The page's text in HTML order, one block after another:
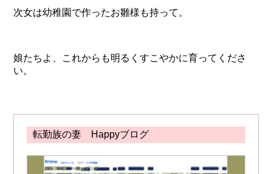
次女は幼稚園で作ったお雛様も持って。
娘たちよ、これからも明るくすこやかに育ってくださ
い。
転勤族の妻 Happyブログ